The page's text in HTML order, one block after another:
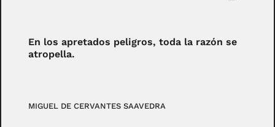
En los apretados peligros, toda la razón se
atropella.
MIGUEL DE CERVANTES SAAVEDRA